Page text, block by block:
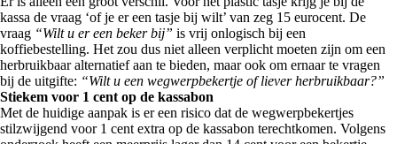
kassa de vraag ‘of je er een tasje bij wilt’ van zeg 15 eurocent. De
vraag “Wilt u er een beker bij” is vrij onlogisch bij een
koffiebestelling. Het zou dus niet alleen verplicht moeten zijn om een
herbruikbaar alternatief aan te bieden, maar ook om ernaar te vragen
bij de uitgifte: “Wilt u een wegwerpbekertje of liever herbruikbaar?”
Stiekem voor 1 cent op de kassabon
Met de huidige aanpak is er een risico dat de wegwerpbekertjes
stilzwijgend voor 1 cent extra op de kassabon terechtkomen. Volgens